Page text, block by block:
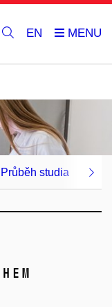
EN
Průběh studia